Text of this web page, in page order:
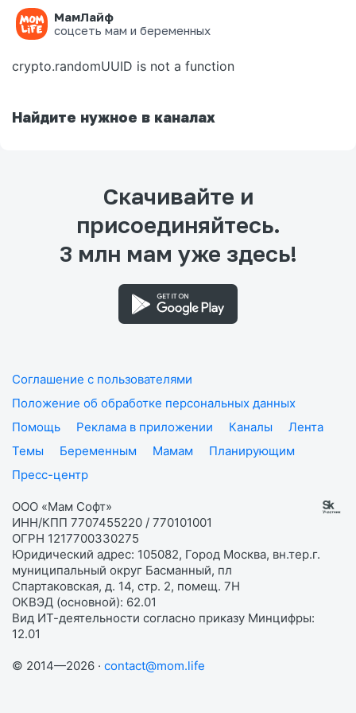
МамЛайф
соцсеть мам и беременных
Ошибка на странице
crypto.randomUUID is not a function
Найдите нужное в каналах
Скачивайте и
присоединяйтесь.
3 млн мам уже здесь!
Соглашение с пользователями
Положение об обработке персональных данных
Помощь
Реклама в приложении Каналы
Лента
Темы
Беременным Мамам
Планирующим
Пресс-центр
ООО «Мам Софт»
ИНН/КПП 7707455220 / 770101001
ОГРН 1217700330275
Юридический адрес: 105082, Город Москва, вн.тер.г.
муниципальный округ Басманный, пл
Спартаковская, д. 14, стр. 2, помещ. 7Н
ОКВЭД (основной): 62.01
Вид ИТ-деятельности согласно приказу Минцифры:
12.01
© 2014—2026 · contact@mom.life